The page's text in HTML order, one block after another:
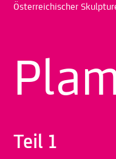
Österreichischer
Teil 1